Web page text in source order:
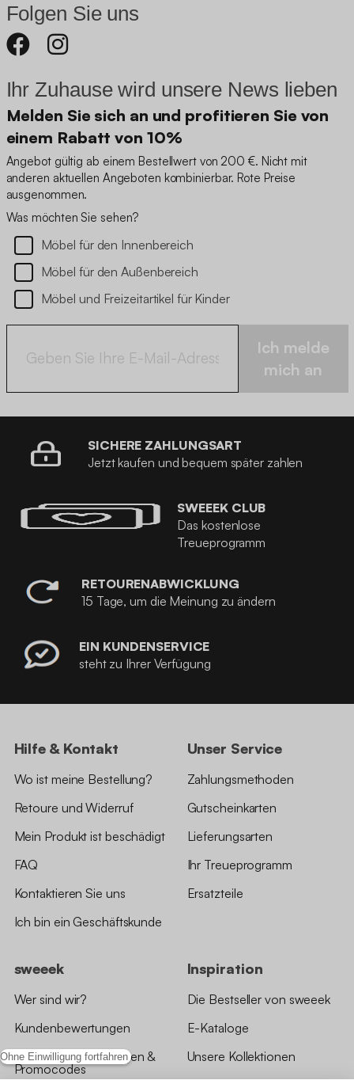
Ohne Einwilligung fortfahren
Folgen Sie uns
Ihr Zuhause wird unsere News lieben
Melden Sie sich an und profitieren Sie von
einem Rabatt von 10%
Angebot gültig ab einem Bestellwert von 200 €. Nicht mit
anderen aktuellen Angeboten kombinierbar. Rote Preise
ausgenommen.
Was möchten Sie sehen?
Möbel für den Innenbereich
Möbel für den Außenbereich
Möbel und Freizeitartikel für Kinder
Ich melde
mich an
SICHERE ZAHLUNGSART
Jetzt kaufen und bequem später zahlen
SWEEEK CLUB
Das kostenlose
Treueprogramm
RETOURENABWICKLUNG
15 Tage, um die Meinung zu ändern
EIN KUNDENSERVICE
steht zu Ihrer Verfügung
Hilfe & Kontakt
Wo ist meine Bestellung?
Retoure und Widerruf
Mein Produkt ist beschädigt
FAQ
Kontaktieren Sie uns
Ich bin ein Geschäftskunde
Unser Service
Zahlungsmethoden
Gutscheinkarten
Lieferungsarten
Ihr Treueprogramm
Ersatzteile
sweeek
Wer sind wir?
Kundenbewertungen
*Angebotsbedingungen &
Promocodes
Inspiration
Die Bestseller von sweeek
E-Kataloge
Unsere Kollektionen